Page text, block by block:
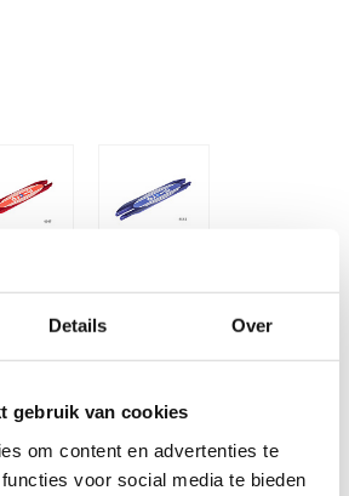
Details Over
gebruik van cookies
om content en advertenties te
voor social media te bieden
IN WINKELWAGEN
€60